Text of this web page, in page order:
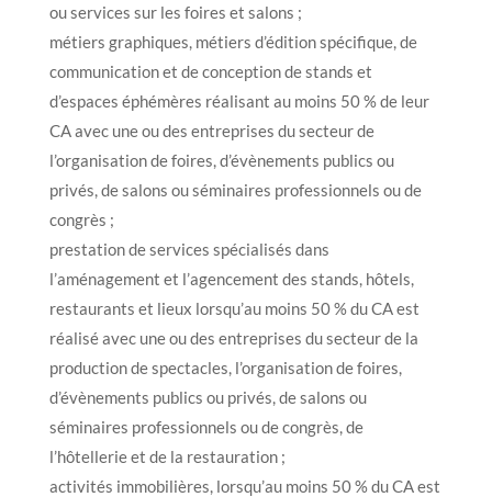
ou services sur les foires et salons ;
métiers graphiques, métiers d’édition spécifique, de
communication et de conception de stands et
d’espaces éphémères réalisant au moins 50 % de leur
CA avec une ou des entreprises du secteur de
l’organisation de foires, d’évènements publics ou
privés, de salons ou séminaires professionnels ou de
congrès ;
prestation de services spécialisés dans
l’aménagement et l’agencement des stands, hôtels,
restaurants et lieux lorsqu’au moins 50 % du CA est
réalisé avec une ou des entreprises du secteur de la
production de spectacles, l’organisation de foires,
d’évènements publics ou privés, de salons ou
séminaires professionnels ou de congrès, de
l’hôtellerie et de la restauration ;
activités immobilières, lorsqu’au moins 50 % du CA est